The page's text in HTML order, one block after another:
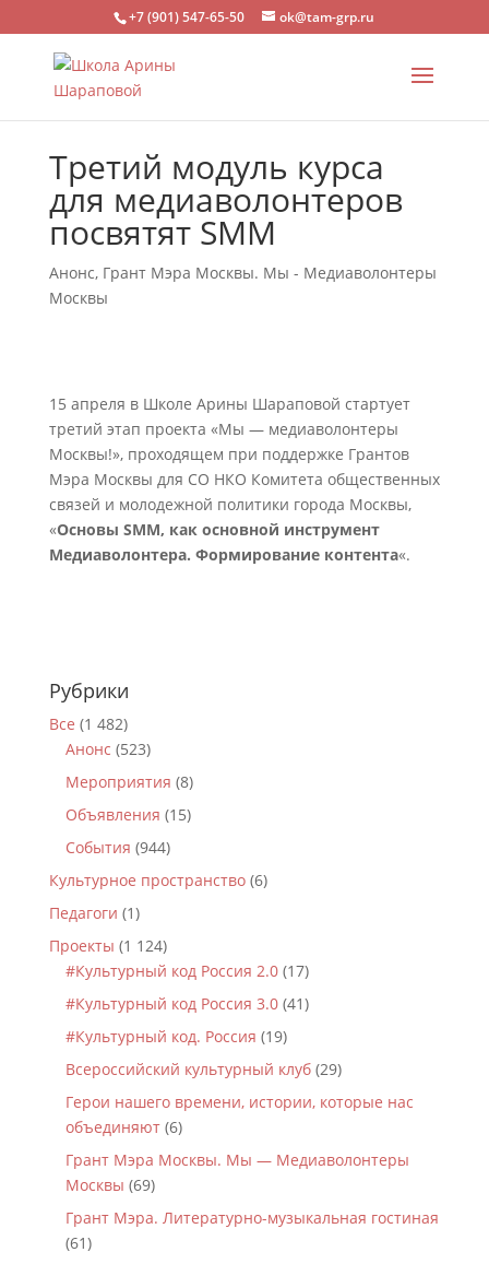
+7 (901) 547-65-50 ok@tam-grp.ru
Третий модуль курса
для медиаволонтеров
посвятят SMM
Анонс, Грант Мэра Москвы. Мы - Медиаволонтеры
Москвы
15 апреля в Школе Арины Шараповой стартует
третий этап проекта «Мы — медиаволонтеры
Москвы!», проходящем при поддержке Грантов
Мэра Москвы для СО НКО Комитета общественных
связей и молодежной политики города Москвы,
«Основы SMM, как основной инструмент
Медиаволонтера. Формирование контента«.
Рубрики
Все (1 482)
Анонс (523)
Мероприятия (8)
Объявления (15)
События (944)
Культурное пространство(6)
Педагоги (1)
Проекты (1 124)
#Культурный код Россия 2.0(17)
#Культурный код Россия 3.0(41)
#Культурный код. Россия (19)
Всероссийский культурный клуб(29)
Герои нашего времени, истории, которые нас
объединяют(6)
Грант Мэра Москвы. Мы — Медиаволонтеры
Москвы (69)
Грант Мэра. Литературно-музыкальная гостиная
(61)